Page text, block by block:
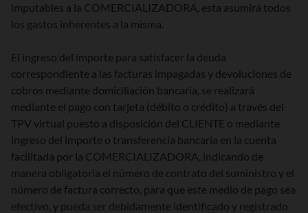
imputables a la COMERCIALIZADORA, esta asumirá todos
los gastos inherentes a la misma.
El ingreso del importe para satisfacer la deuda
correspondiente a las facturas impagadas y devoluciones de
cobros mediante domiciliación bancaria, se realizará
mediante el pago con tarjeta (débito o crédito) a través del
TPV virtual puesto a disposición del CLIENTE o mediante
ingreso del importe o transferencia bancaria en la cuenta
facilitada por la COMERCIALIZADORA, indicando de
manera obligatoria el número de contrato del suministro y el
número de factura correcto, para que este medio de pago sea
efectivo, y pueda ser debidamente identificado y registrado